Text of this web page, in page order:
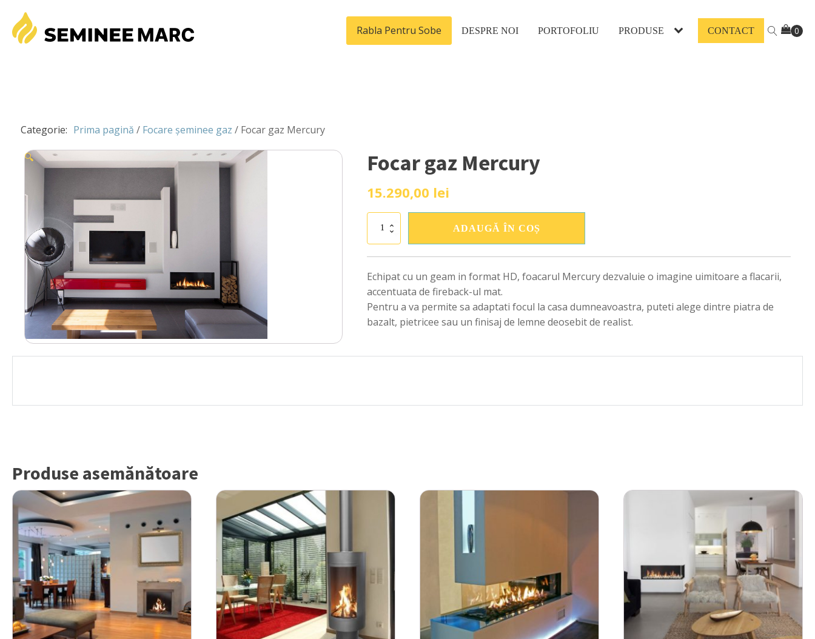
Rabla Pentru Sobe DESPRE NOI PORTOFOLIU PRODUSE CONTACT
Categorie: Prima pagină / Focare șeminee gaz / Focar gaz Mercury
🔍 Focar gaz Mercury
15.290,00 lei
Cantitate
gaz
Mercury
ADAUGĂ ÎN COȘ
Echipat cu un geam in format HD, foacarul Mercury dezvaluie o imagine uimitoare a flacarii,
accentuata de fireback-ul mat.
Pentru a va permite sa adaptati focul la casa dumneavoastra, puteti alege dintre piatra de
bazalt, pietricee sau un finisaj de lemne deosebit de realist.
Produse asemănătoare